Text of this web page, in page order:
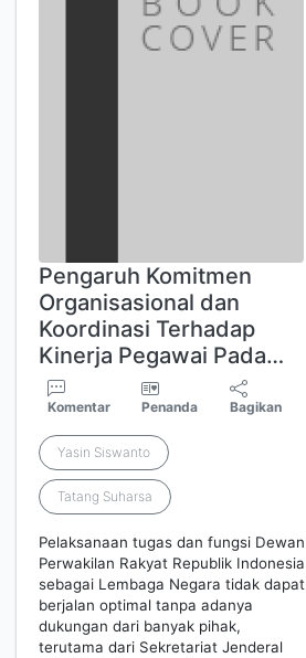
Pengaruh Komitmen
Organisasional dan
Koordinasi Terhadap
Kinerja Pegawai Pada…
Komentar Penanda Bagikan
Yasin Siswanto
Tatang Suharsa
Pelaksanaan tugas dan fungsi Dewan
Perwakilan Rakyat Republik Indonesia
sebagai Lembaga Negara tidak dapat
berjalan optimal tanpa adanya
dukungan dari banyak pihak,
terutama dari Sekretariat Jenderal